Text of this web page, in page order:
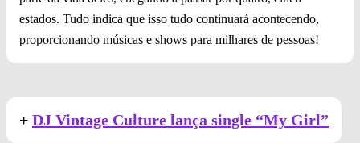
estados. Tudo indica que isso tudo continuará acontecendo,
proporcionando músicas e shows para milhares de pessoas!
+ DJ Vintage Culture lança single “My Girl”